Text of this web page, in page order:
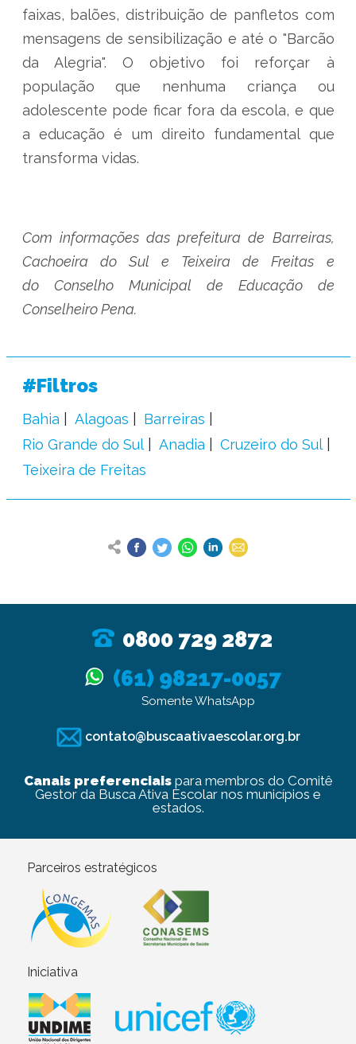
faixas, balões, distribuição de panfletos com
mensagens de sensibilização e até o "Barcão
da Alegria". O objetivo foi reforçar à
população que nenhuma criança ou
adolescente pode ficar fora da escola, e que
a educação é um direito fundamental que
transforma vidas.
Com informações das prefeitura de Barreiras,
Cachoeira do Sul e Teixeira de Freitas e
do Conselho Municipal de Educação de
Conselheiro Pena.
#Filtros
Bahia Alagoas
Barreiras
Rio Grande do Sul
Anadia
Cruzeiro do Sul
Teixeira de Freitas
0800 729 2872
(61) 98217-0057
Somente WhatsApp
contato@buscaativaescolar.org.br
Canais preferenciaispara membros do Comitê
Gestor da Busca Ativa Escolar nos municípios e
estados.
Parceiros estratégicos
Iniciativa